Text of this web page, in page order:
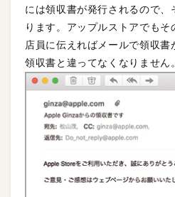
には領収書が発行されるので
ります。アップルストアでも
店員に伝えればメールで領収
領収書と違ってなくなりません。